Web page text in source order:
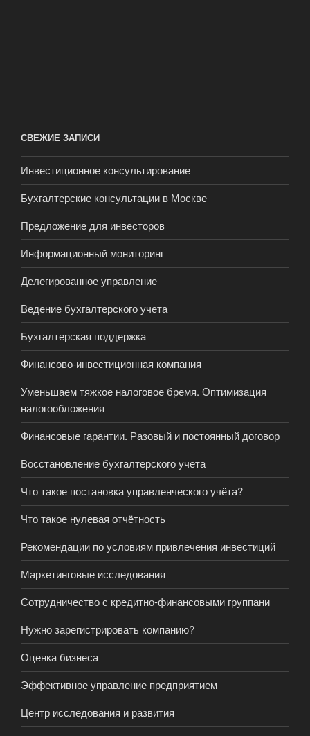
СВЕЖИЕ ЗАПИСИ
Инвестиционное консультирование
Бухгалтерские консультации в Москве
Предложение для инвесторов
Информационный мониторинг
Делегированное управление
Ведение бухгалтерского учета
Бухгалтерская поддержка
Финансово-инвестиционная компания
Уменьшаем тяжкое налоговое бремя. Оптимизация
налогообложения
Финансовые гарантии. Разовый и постоянный договор
Восстановление бухгалтерского учета
Что такое постановка управленческого учёта?
Что такое нулевая отчётность
Рекомендации по условиям привлечения инвестиций
Маркетинговые исследования
Сотрудничество с кредитно-финансовыми группани
Нужно зарегистрировать компанию?
Оценка бизнеса
Эффективное управление предприятием
Центр исследования и развития